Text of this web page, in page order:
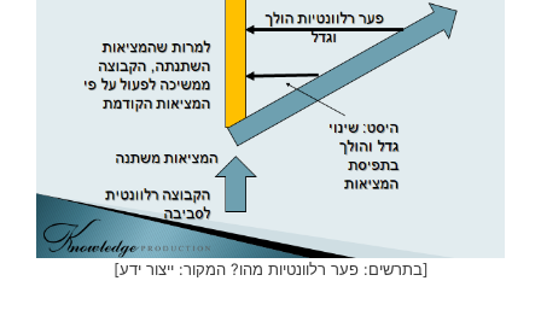
[בתרשים: פער רלוונטיות מהו? המקור: ייצור ידע]